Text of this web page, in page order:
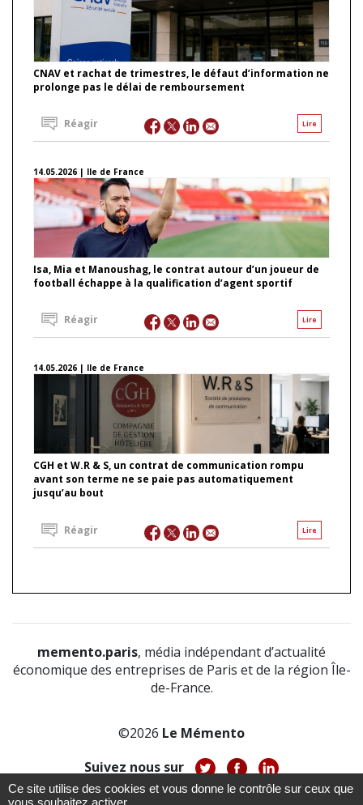
CNAV et rachat de trimestres, le défaut d’information ne
prolonge pas le délai de remboursement
Lire
Réagir
14.05.2026 | Ile de France
Isa, Mia et Manoushag, le contrat autour d’un joueur de
football échappe à la qualification d’agent sportif
Lire
Réagir
14.05.2026 | Ile de France
CGH et W.R & S, un contrat de communication rompu
avant son terme ne se paie pas automatiquement
jusqu’au bout
Lire
Réagir
memento.paris, média indépendant d’actualité
économique des entreprises de Paris et de la région Île-
de-France.
©2026 Le Mémento
Suivez nous sur
Ce site utilise des cookies et vous donne le contrôle sur ceux que
vous souhaitez activer